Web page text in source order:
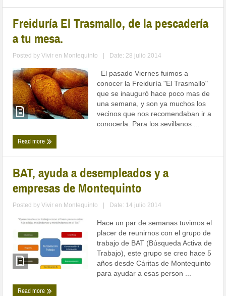
Freiduría El Trasmallo, de la pescadería
a tu mesa.
Posted byVivir en Montequinto Date: 28 julio 2014
El pasado Viernes fuimos a
conocer la Freiduría "El Trasmallo"
que se inauguró hace poco mas de
una semana, y son ya muchos los
vecinos que nos recomendaban ir a
conocerla. Para los sevillanos ...
Read more
BAT, ayuda a desempleados y a
empresas de Montequinto
Posted byVivir en Montequinto Date: 14 julio 2014
Hace un par de semanas tuvimos el
placer de reunirnos con el grupo de
trabajo de BAT (Búsqueda Activa de
Trabajo), este grupo se creo hace 5
años desde Cáritas de Montequinto
para ayudar a esas person ...
Read more